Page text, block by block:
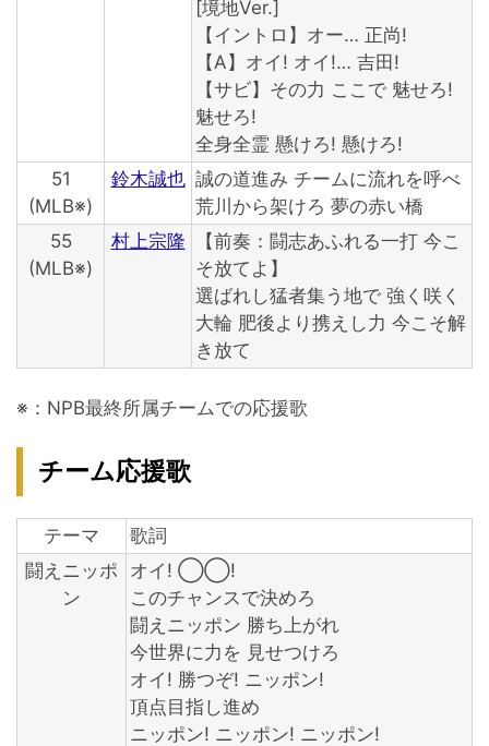
[境地Ver.]
【イントロ】オー… 正尚!
【A】オイ! オイ!… 吉田!
【サビ】その力 ここで 魅せろ!
魅せろ!
全身全霊 懸けろ! 懸けろ!
51
(MLB※)
鈴木誠也 誠の道進み チームに流れを呼べ
荒川から架けろ 夢の赤い橋
55
(MLB※)
村上宗隆
【前奏：闘志あふれる一打 今こ
そ放てよ】
選ばれし猛者集う地で 強く咲く
大輪 肥後より携えし力 今こそ解
き放て
※：NPB最終所属チームでの応援歌
チーム応援歌
テーマ
歌詞
闘えニッポ
ン
オイ! ◯◯!
このチャンスで決めろ
闘えニッポン 勝ち上がれ
今世界に力を 見せつけろ
オイ! 勝つぞ! ニッポン!
頂点目指し進め
ニッポン! ニッポン! ニッポン!